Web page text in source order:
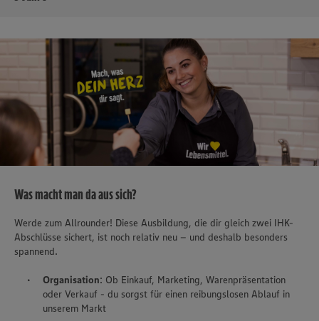
Was macht man da aus sich?
Werde zum Allrounder! Diese Ausbildung, die dir gleich zwei IHK-
Abschlüsse sichert, ist noch relativ neu – und deshalb besonders
spannend.
Organisation: Ob Einkauf, Marketing, Warenpräsentation
oder Verkauf - du sorgst für einen reibungslosen Ablauf in
unserem Markt